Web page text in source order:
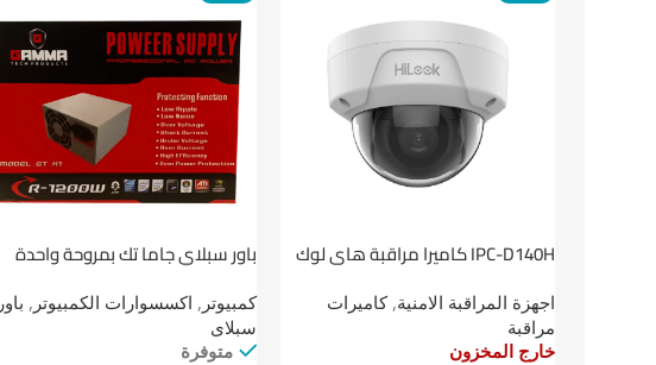
IPC-D140H كاميرا مراقبة هاى لوك
اجهزة المراقبة الامنية,كاميرات
مراقبة
خارج المخزون
باور سبلاي جاما تك بمروحة واحدة
كمبيوتر , اكسسوارات الكمبيوتر , باور
سبلاى
متوفرة